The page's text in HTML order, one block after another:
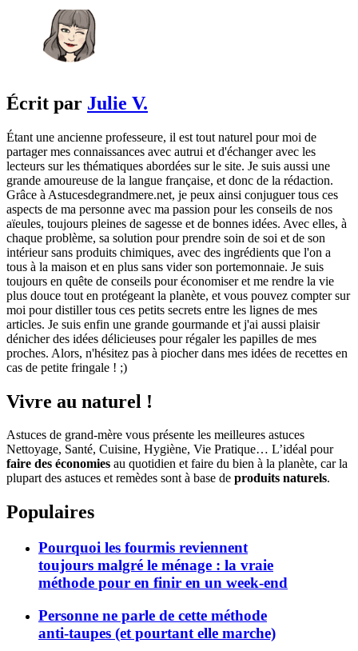
Écrit par Julie V.
Étant une ancienne professeure, il est tout naturel pour moi de
partager mes connaissances avec autrui et d'échanger avec les
lecteurs sur les thématiques abordées sur le site. Je suis aussi une
grande amoureuse de la langue française, et donc de la rédaction.
Grâce à Astucesdegrandmere.net, je peux ainsi conjuguer tous ces
aspects de ma personne avec ma passion pour les conseils de nos
aïeules, toujours pleines de sagesse et de bonnes idées. Avec elles, à
chaque problème, sa solution pour prendre soin de soi et de son
intérieur sans produits chimiques, avec des ingrédients que l'on a
tous à la maison et en plus sans vider son portemonnaie. Je suis
toujours en quête de conseils pour économiser et me rendre la vie
plus douce tout en protégeant la planète, et vous pouvez compter sur
moi pour distiller tous ces petits secrets entre les lignes de mes
articles. Je suis enfin une grande gourmande et j'ai aussi plaisir
dénicher des idées délicieuses pour régaler les papilles de mes
proches. Alors, n'hésitez pas à piocher dans mes idées de recettes en
cas de petite fringale ! ;)
Vivre au naturel !
Astuces de grand-mère vous présente les meilleures astuces
Nettoyage, Santé, Cuisine, Hygiène, Vie Pratique… L’idéal pour
faire des économies au quotidien et faire du bien à la planète, car la
plupart des astuces et remèdes sont à base de produits naturels.
Populaires
Pourquoi les fourmis reviennent
toujours malgré le ménage : la vraie
méthode pour en finir en un week-end
Personne ne parle de cette méthode
anti-taupes (et pourtant elle marche)